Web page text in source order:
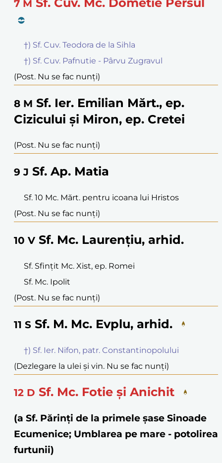
7 M Sf. Cuv. Mc. Dometie Persul
†) Sf. Cuv. Teodora de la Sihla
†) Sf. Cuv. Pafnutie - Pârvu Zugravul
(Post. Nu se fac nunți)
8 M Sf. Ier. Emilian Mărt., ep.
Cizicului și Miron, ep. Cretei
(Post. Nu se fac nunți)
9 J Sf. Ap. Matia
Sf. 10 Mc. Mărt. pentru icoana lui Hristos
(Post. Nu se fac nunți)
10 V Sf. Mc. Laurențiu, arhid.
Sf. Sfințit Mc. Xist, ep. Romei
Sf. Mc. Ipolit
(Post. Nu se fac nunți)
11 S Sf. M. Mc. Evplu, arhid.
†) Sf. Ier. Nifon, patr. Constantinopolului
(Dezlegare la ulei și vin. Nu se fac nunți)
12 D Sf. Mc. Fotie și Anichit
(a Sf. Părinți de la primele șase Sinoade
Ecumenice; Umblarea pe mare - potolirea
furtunii)